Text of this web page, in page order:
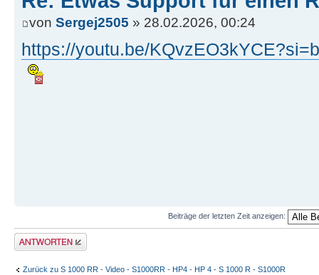
von Sergej2505 » 28.02.2026, 00:24
https://youtu.be/
Beiträge der letzten Zeit anzeigen:
Antwort erstellen
Zurück zu S 1000 RR - Video - S1000RR - HP4 - HP 4 - S 1000 R - S1000R